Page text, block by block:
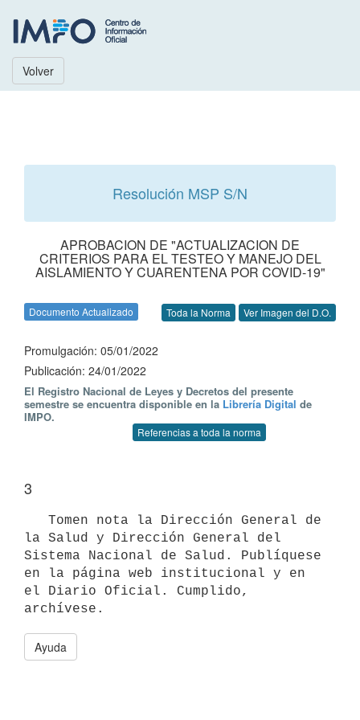
Volver
Resolución MSP S/N
APROBACION DE "ACTUALIZACION DE
CRITERIOS PARA EL TESTEO Y MANEJO DEL
AISLAMIENTO Y CUARENTENA POR COVID-19"
Documento Actualizado Toda la Norma Ver Imagen del D.O.
Promulgación: 05/01/2022
Publicación: 24/01/2022
El Registro Nacional de Leyes y Decretos del presente
semestre se encuentra disponible en la Librería Digital de
IMPO.
Referencias a toda la norma
3
la Salud y Dirección General del
Sistema Nacional de Salud. Publíquese
en la página web institucional y en
el Diario Oficial. Cumplido,
archívese.
Ayuda